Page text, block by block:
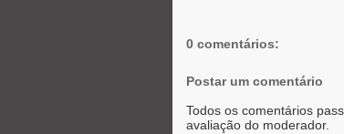
0 comentários:
Postar um comentário
Todos os comentários
avaliação do moderador.